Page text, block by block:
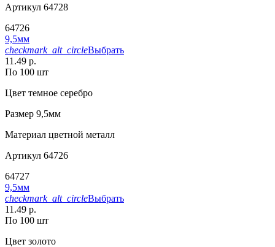
Артикул 64728
64726
9,5мм
checkmark_alt_circleВыбрать
11.49 р.
По 100 шт
Цвет темное серебро
Размер 9,5мм
Материал цветной металл
Артикул 64726
64727
9,5мм
checkmark_alt_circleВыбрать
11.49 р.
По 100 шт
Цвет золото